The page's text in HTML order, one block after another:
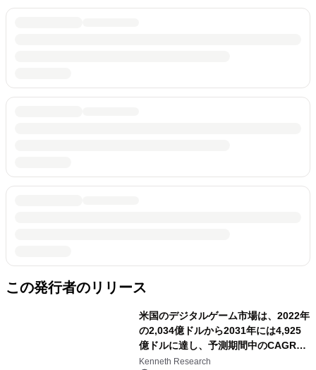
この発行者のリリース
米国のデジタルゲーム市場は、2022年
の2,034億ドルから2031年には4,925
億ドルに達し、予測期間中のCAGRは
3.4%で推移
Kenneth Research